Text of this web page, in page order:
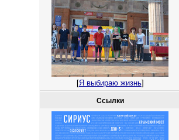
[Я выбираю жизнь]
Ссылки